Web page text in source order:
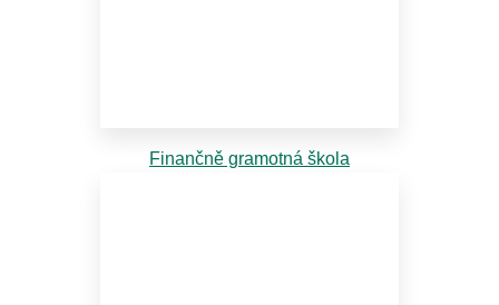
Finančně gramotná škola